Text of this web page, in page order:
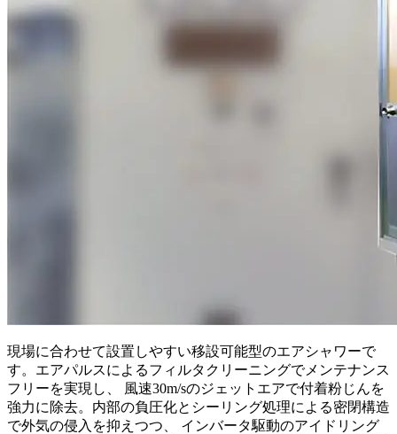
現場に合わせて設置しやすい移設可能型のエアシャワーで
す。エアパルスによるフィルタクリーニングでメンテナンス
フリーを実現し、 風速30m/sのジェットエアで付着粉じんを
強力に除去。内部の負圧化とシーリング処理による密閉構造
で外気の侵入を抑えつつ、 インバータ駆動のアイドリング